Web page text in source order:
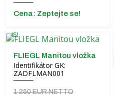
Cena: Zeptejte se!
FLIEGL Manitou vložka
Identifikátor GK:
ZADFLMAN001
1 250 EUR NETTO